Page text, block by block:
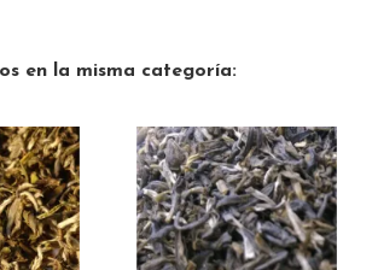
en la misma categoría: